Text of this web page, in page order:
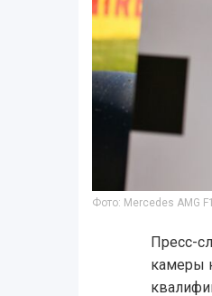
Фото: Mercedes AMG F1
Пресс-
камеры